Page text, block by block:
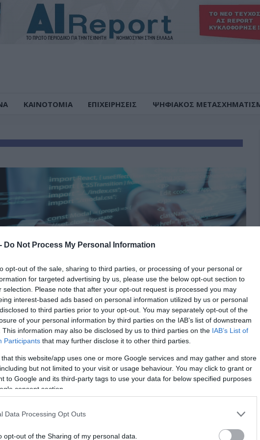
Do Not Process My Personal Information
opt-out of the sale, sharing to third parties, or processing of your personal or
for targeted advertising by us, please use the below opt-out section to
selection. Please note that after your opt-out request is processed you may
interest-based ads based on personal information utilized by us or personal
to third parties prior to your opt-out. You may separately opt-out of the
of your personal information by third parties on the IAB’s list of downstream
This information may also be disclosed by us to third parties on the IAB’s List of
Participants that may further disclose it to other third parties.
that this website/app uses one or more Google services and may gather and store
but not limited to your visit or usage behaviour. You may click to grant or
to Google and its third-party tags to use your data for below specified purposes
consent section.
Data Processing Opt Outs
opt-out of the Sharing of my personal data.
ΚΑΙΝΟΤΟΜΙΑ ΕΠΙΧΕΙΡΗΣΕΙΣ ΨΗΦΙΑΚΟΣ